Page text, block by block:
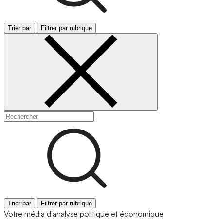
Trier par Filtrer par rubrique
Trier par Filtrer par rubrique
Votre média d'analyse politique et économique